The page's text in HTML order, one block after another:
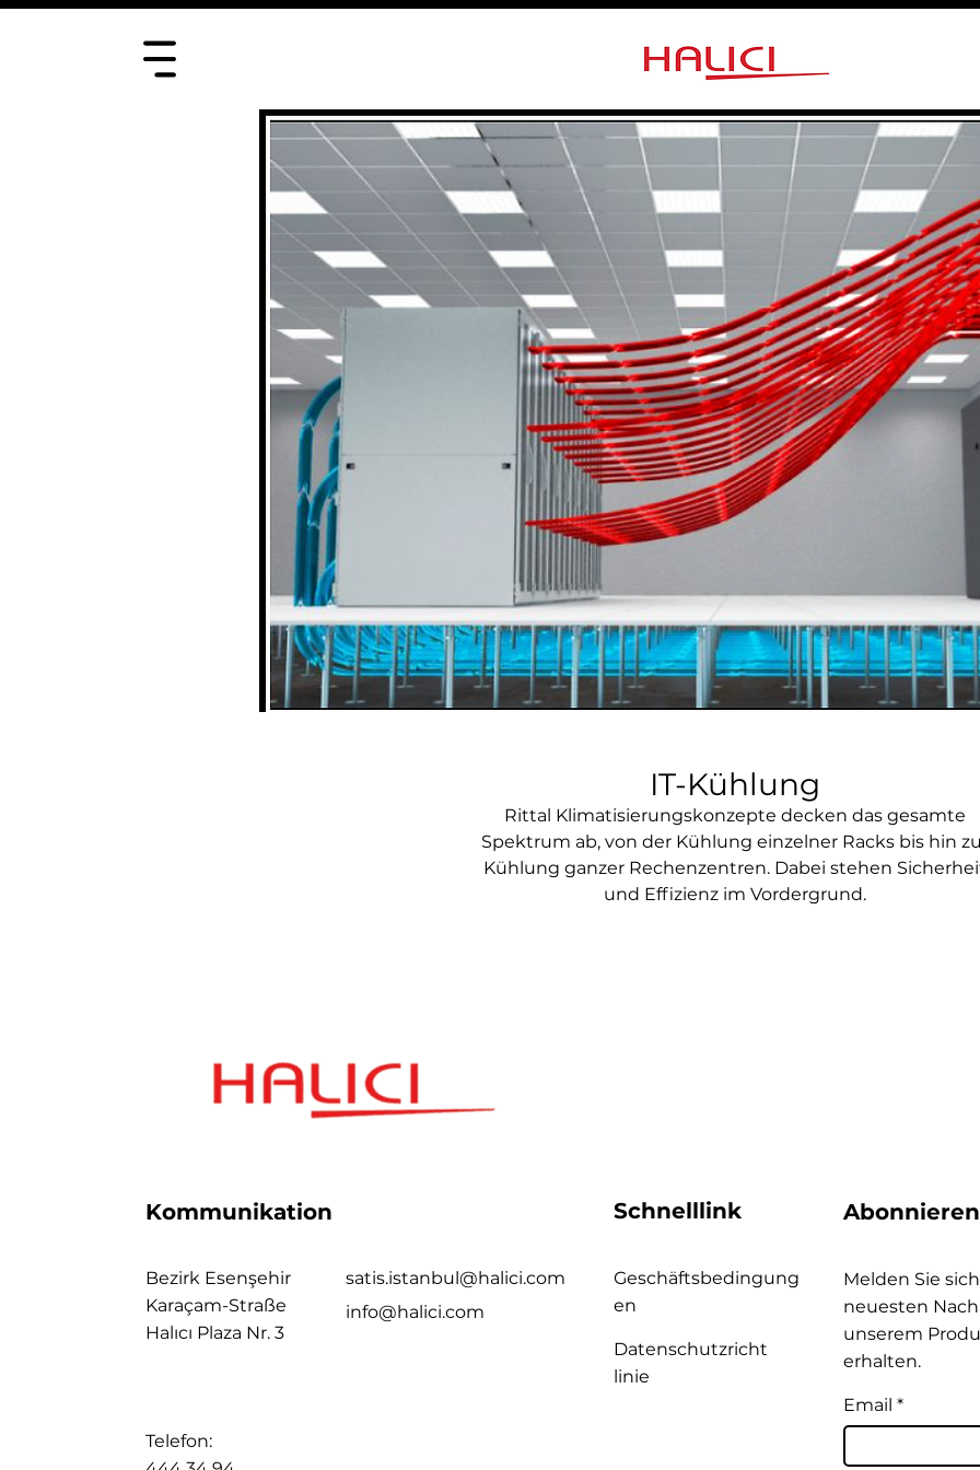
IT-Kühlung
Rittal Klimatisierungskonzepte decken das gesamte
Spektrum ab, von der Kühlung einzelner Racks bis hin
Kühlung ganzer Rechenzentren. Dabei stehen
und Effizienz im Vordergrund.
Kommunikation
Bezirk Esenşehir
Karaçam-Straße
Halıcı Plaza Nr. 3
satis.istanbul@halici.com
info@halici.com
Telefon:
Schnelllink
Geschäftsbedingung
en
Datenschutzricht
linie
Abonnieren
Melden Sie
neuesten
unserem
erhalten.
Email